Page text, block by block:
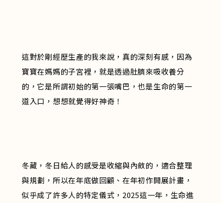
這對於剛經歷生產的我來說，真的深刻有感，因為
寶寶在媽媽的子宮裡，就是透過肚臍來吸收養分
的，它是所謂初始的第一張嘴巴，也是生命的第一
道入口，想想就覺得好神奇！
冬藏，冬日給人的感受是收縮與內斂的，適合整理
與規劃，所以在年底做回顧、在年初作開展計畫，
似乎成了許多人的特定儀式，2025這一年，生命進